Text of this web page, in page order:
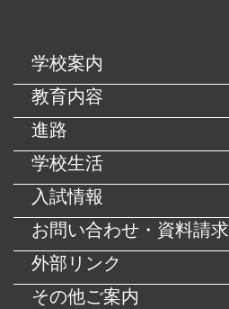
学校案内
教育内容
進路
学校生活
入試情報
お問い合わせ・資料請求
外部リンク
その他ご案内